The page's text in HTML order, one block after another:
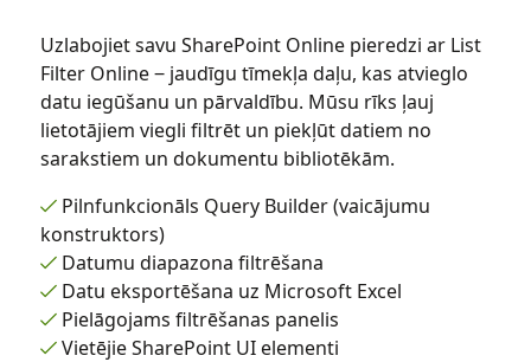
Uzlabojiet savu SharePoint Online pieredzi ar List
Filter Online ‒ jaudīgu tīmekļa daļu, kas atvieglo
datu iegūšanu un pārvaldību. Mūsu rīks ļauj
lietotājiem viegli filtrēt un piekļūt datiem no
sarakstiem un dokumentu bibliotēkām.
Pilnfunkcionāls Query Builder (vaicājumu
konstruktors)
Datumu diapazona filtrēšana
Datu eksportēšana uz Microsoft Excel
Pielāgojams filtrēšanas panelis
Vietējie SharePoint UI elementi